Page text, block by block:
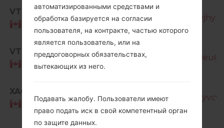
VTR
Canada
SM-
VTR
Canada
SM-
XAC
Canada
SM-
автоматизированными средствами и
обработка базируется на согласии
пользователя, на контракте, частью которого
является пользователь, или на
преддоговорных обязательствах,
вытекающих из него.
Подавать жалобу. Пользователи имеют
право подать иск в свой компетентный орган
по защите данных.